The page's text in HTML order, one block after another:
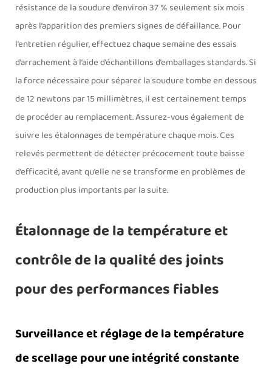
résistance de la soudure d’environ 37 % seulement six mois
après l’apparition des premiers signes de défaillance. Pour
l’entretien régulier, effectuez chaque semaine des essais
d’arrachement à l’aide d’échantillons d’emballages standards. Si
la force nécessaire pour séparer la soudure tombe en dessous
de 12 newtons par 15 millimètres, il est certainement temps
de procéder au remplacement. Assurez-vous également de
suivre les étalonnages de température chaque mois. Ces
relevés permettent de détecter précocement toute baisse
d’efficacité, avant qu’elle ne se transforme en problèmes de
production plus importants par la suite.
Étalonnage de la température et
contrôle de la qualité des joints
pour des performances fiables
Surveillance et réglage de la température
de scellage pour une intégrité constante